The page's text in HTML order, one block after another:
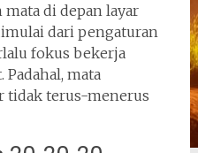
di depan layar
dari pengaturan
fokus bekerja
mata
tidak terus-menerus